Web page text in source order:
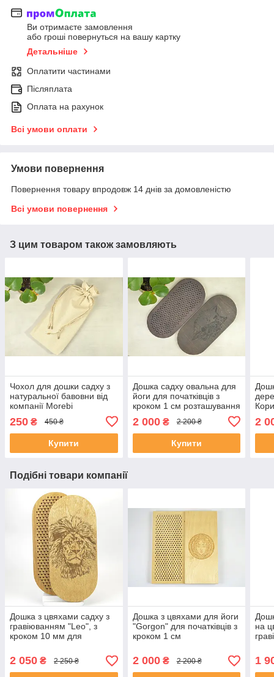
Ви отримаєте замовлення
або гроші повернуться на вашу картку
Детальніше
Оплатити частинами
Післяплата
Оплата на рахунок
Всі умови оплати
Умови повернення
Повернення товару впродовж 14 днів за домовленістю
Всі умови повернення
З цим товаром також замовляють
Чохол для дошки садху з
натуральної бавовни від
компанії Morebi
250 ₴ 450 ₴
Купити
Дошка садху овальна для
йоги для початківців з
кроком 1 см розташування
2 000₴ 2 200 ₴
Купити
2
Подібні товари компанії
Дошка з цвяхами садху з
гравіюванням "Leo", з
кроком 10 мм для
чоловіку, йогу
2 050 ₴ 2 250 ₴
Дошка з цвяхами для йоги
"Gorgon" для початківців з
кроком 1 см
2 000₴ 2 200 ₴
на
10
1